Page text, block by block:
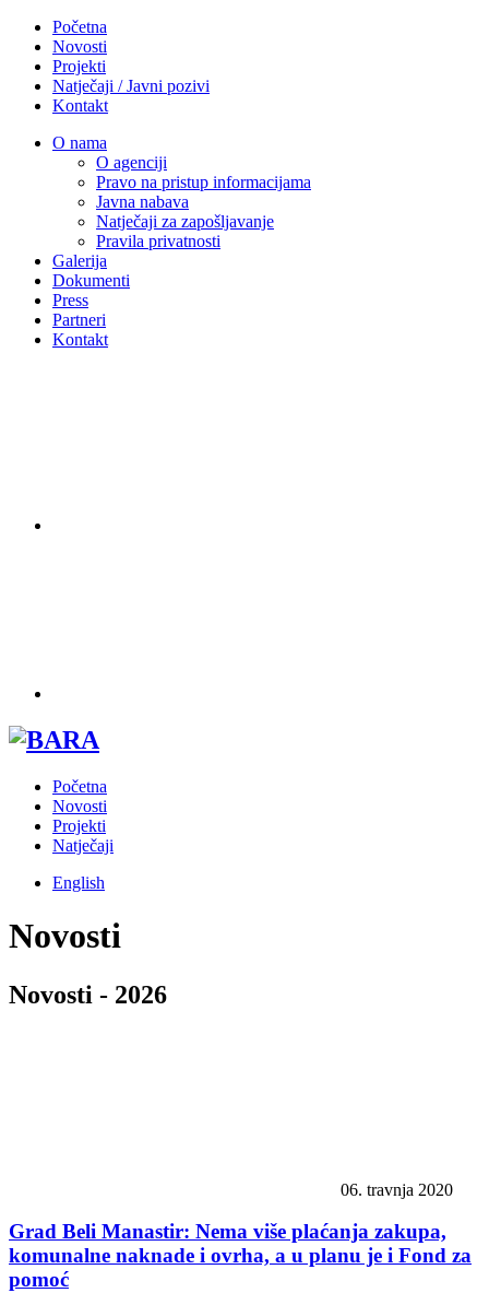
Početna
Novosti
Projekti
Natječaji / Javni pozivi
Kontakt
O nama
O agenciji
Pravo na pristup informacijama
Javna nabava
Natječaji za zapošljavanje
Pravila privatnosti
Galerija
Dokumenti
Press
Partneri
Kontakt
Početna
Novosti
Projekti
Natječaji
English
Novosti
Novosti - 2026
06. travnja 2020
Grad Beli Manastir: Nema više plaćanja zakupa,
komunalne naknade i ovrha, a u planu je i Fond za
pomoć